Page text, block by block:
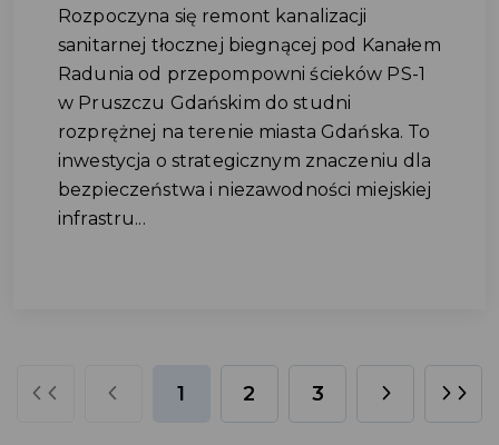
Rozpoczyna się remont kanalizacji
sanitarnej tłocznej biegnącej pod Kanałem
Radunia od przepompowni ścieków PS-1
w Pruszczu Gdańskim do studni
rozprężnej na terenie miasta Gdańska. To
inwestycja o strategicznym znaczeniu dla
bezpieczeństwa i niezawodności miejskiej
infrastru...
1 2 3